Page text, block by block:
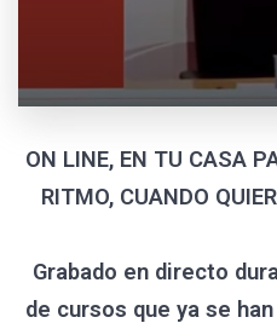
ON LINE, EN TU CASA
RITMO, CUANDO
Grabado en directo
de cursos que ya se